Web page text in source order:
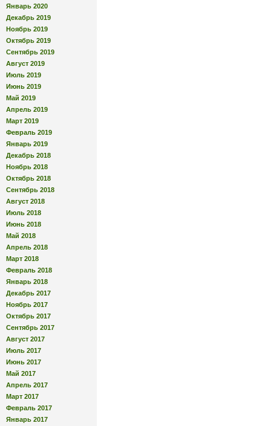
Январь 2020
Декабрь 2019
Ноябрь 2019
Октябрь 2019
Сентябрь 2019
Август 2019
Июль 2019
Июнь 2019
Май 2019
Апрель 2019
Март 2019
Февраль 2019
Январь 2019
Декабрь 2018
Ноябрь 2018
Октябрь 2018
Сентябрь 2018
Август 2018
Июль 2018
Июнь 2018
Май 2018
Апрель 2018
Март 2018
Февраль 2018
Январь 2018
Декабрь 2017
Ноябрь 2017
Октябрь 2017
Сентябрь 2017
Август 2017
Июль 2017
Июнь 2017
Май 2017
Апрель 2017
Март 2017
Февраль 2017
Январь 2017